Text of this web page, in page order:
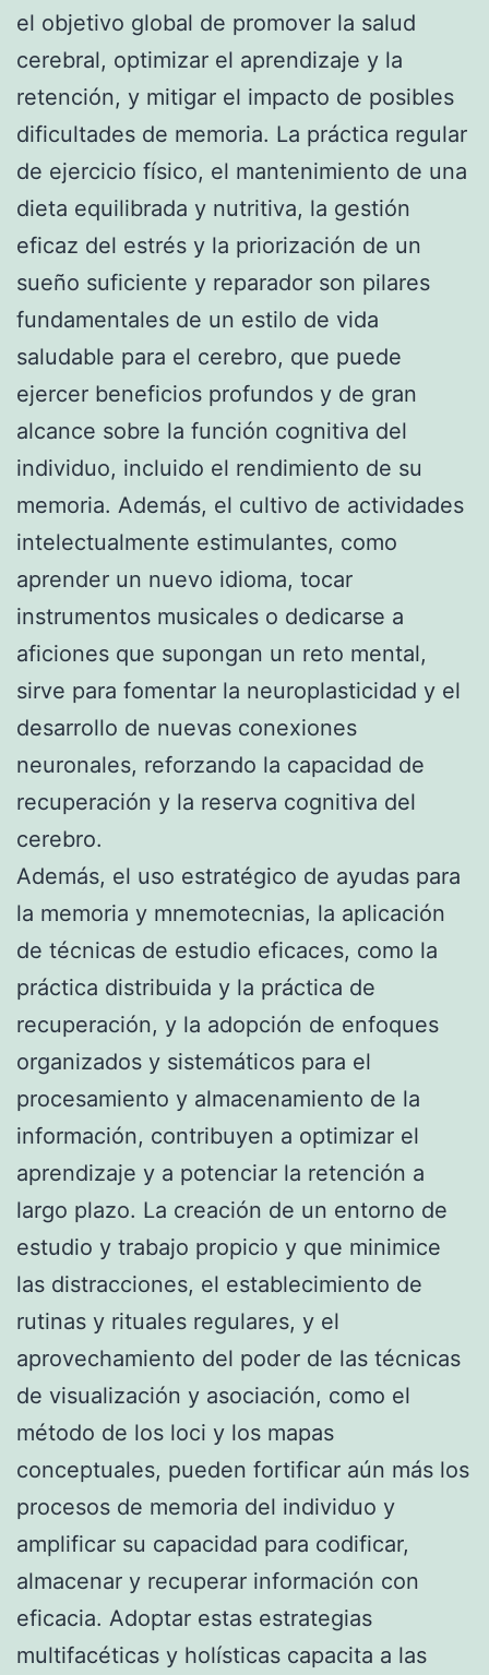
el objetivo global de promover la salud
cerebral, optimizar el aprendizaje y la
retención, y mitigar el impacto de posibles
dificultades de memoria. La práctica regular
de ejercicio físico, el mantenimiento de una
dieta equilibrada y nutritiva, la gestión
eficaz del estrés y la priorización de un
sueño suficiente y reparador son pilares
fundamentales de un estilo de vida
saludable para el cerebro, que puede
ejercer beneficios profundos y de gran
alcance sobre la función cognitiva del
individuo, incluido el rendimiento de su
memoria. Además, el cultivo de actividades
intelectualmente estimulantes, como
aprender un nuevo idioma, tocar
instrumentos musicales o dedicarse a
aficiones que supongan un reto mental,
sirve para fomentar la neuroplasticidad y el
desarrollo de nuevas conexiones
neuronales, reforzando la capacidad de
recuperación y la reserva cognitiva del
cerebro.
Además, el uso estratégico de ayudas para
la memoria y mnemotecnias, la aplicación
de técnicas de estudio eficaces, como la
práctica distribuida y la práctica de
recuperación, y la adopción de enfoques
organizados y sistemáticos para el
procesamiento y almacenamiento de la
información, contribuyen a optimizar el
aprendizaje y a potenciar la retención a
largo plazo. La creación de un entorno de
estudio y trabajo propicio y que minimice
las distracciones, el establecimiento de
rutinas y rituales regulares, y el
aprovechamiento del poder de las técnicas
de visualización y asociación, como el
método de los loci y los mapas
conceptuales, pueden fortificar aún más los
procesos de memoria del individuo y
amplificar su capacidad para codificar,
almacenar y recuperar información con
eficacia. Adoptar estas estrategias
multifacéticas y holísticas capacita a las